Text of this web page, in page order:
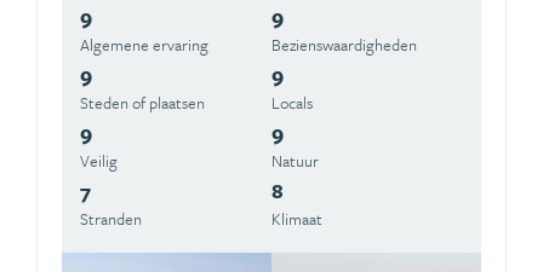
9
Algemene ervaring
9
Beziens­waardigheden
9
Steden of plaatsen
9
Locals
9
Veilig
9
Natuur
7
Stranden
8
Klimaat